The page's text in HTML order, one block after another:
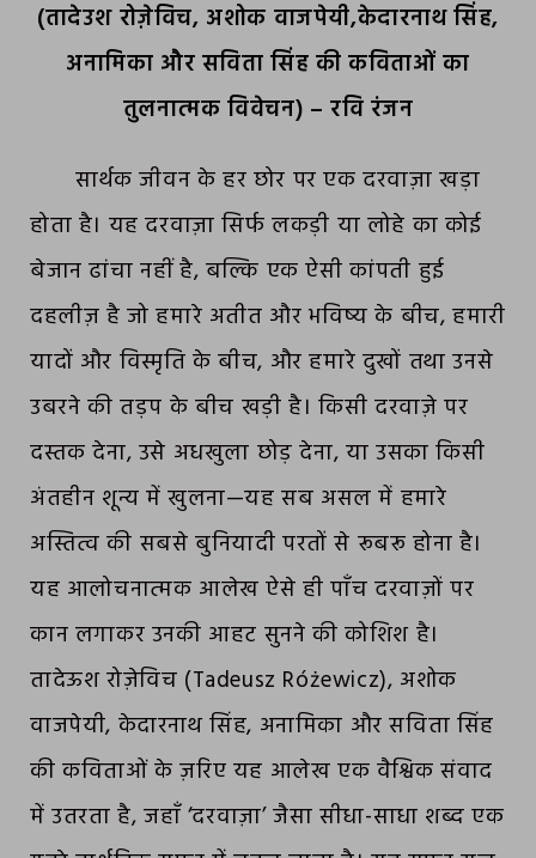
(तादेउश रोज़ेविच, अशोक वाजपेयी,केदारनाथ सिंह,
अनामिका और सविता सिंह की कविताओं का
तुलनात्मक विवेचन) – रवि रंजन
सार्थक जीवन के हर छोर पर एक दरवाज़ा खड़ा
होता है। यह दरवाज़ा सिर्फ लकड़ी या लोहे का कोई
बेजान ढांचा नहीं है, बल्कि एक ऐसी कांपती हुई
दहलीज़ है जो हमारे अतीत और भविष्य के बीच, हमारी
यादों और विस्मृति के बीच, और हमारे दुखों तथा उनसे
उबरने की तड़प के बीच खड़ी है। किसी दरवाज़े पर
दस्तक देना, उसे अधखुला छोड़ देना, या उसका किसी
अंतहीन शून्य में खुलना—यह सब असल में हमारे
अस्तित्व की सबसे बुनियादी परतों से रूबरू होना है।
यह आलोचनात्मक आलेख ऐसे ही पाँच दरवाज़ों पर
कान लगाकर उनकी आहट सुनने की कोशिश है।
तादेऊश रोज़ेविच (Tadeusz Różewicz), अशोक
वाजपेयी, केदारनाथ सिंह, अनामिका और सविता सिंह
की कविताओं के ज़रिए यह आलेख एक वैश्विक संवाद
में उतरता है, जहाँ ‘दरवाज़ा’ जैसा सीधा-साधा शब्द एक